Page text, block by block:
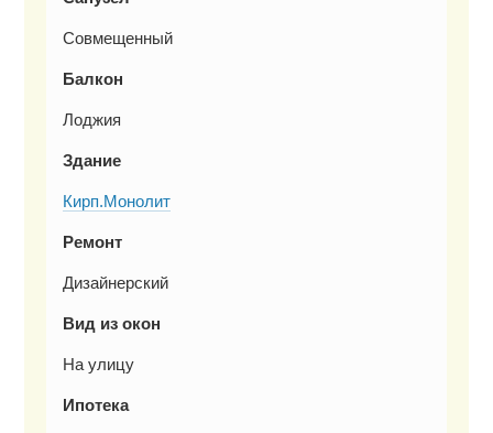
Совмещенный
Балкон
Лоджия
Здание
Кирп.Монолит
Ремонт
Дизайнерский
Вид из окон
На улицу
Ипотека